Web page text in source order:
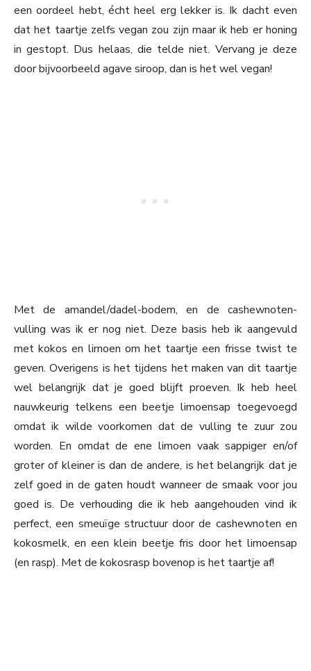
een oordeel hebt, écht heel erg lekker is. Ik dacht even
dat het taartje zelfs vegan zou zijn maar ik heb er honing
in gestopt. Dus helaas, die telde niet. Vervang je deze
door bijvoorbeeld agave siroop, dan is het wel vegan!
Met de amandel/dadel-bodem, en de cashewnoten-
vulling was ik er nog niet. Deze basis heb ik aangevuld
met kokos en limoen om het taartje een frisse twist te
geven. Overigens is het tijdens het maken van dit taartje
wel belangrijk dat je goed blijft proeven. Ik heb heel
nauwkeurig telkens een beetje limoensap toegevoegd
omdat ik wilde voorkomen dat de vulling te zuur zou
worden. En omdat de ene limoen vaak sappiger en/of
groter of kleiner is dan de andere, is het belangrijk dat je
zelf goed in de gaten houdt wanneer de smaak voor jou
goed is. De verhouding die ik heb aangehouden vind ik
perfect, een smeuïge structuur door de cashewnoten en
kokosmelk, en een klein beetje fris door het limoensap
(en rasp). Met de kokosrasp bovenop is het taartje af!